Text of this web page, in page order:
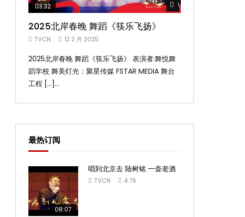
Watch Later
03:32
2025北岸春晚 舞蹈《筷乐飞扬》
TVCN 12 2 月 2025
2025北岸春晚 舞蹈《筷乐飞扬》 表演者:舞悦舞
蹈学校 舞美灯光：聚星传媒 FSTAR MEDIA 舞台
工程 […]...
最热订阅
08:07
唱到北京去 陆树铭 一壶老酒
TVCN 4.7K